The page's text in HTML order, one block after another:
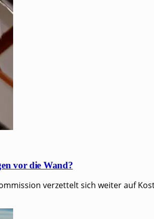
vor die Wand?
ver­zet­telt sich wei­ter auf